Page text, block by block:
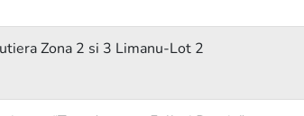
Zona 2 si 3 Limanu-Lot 2